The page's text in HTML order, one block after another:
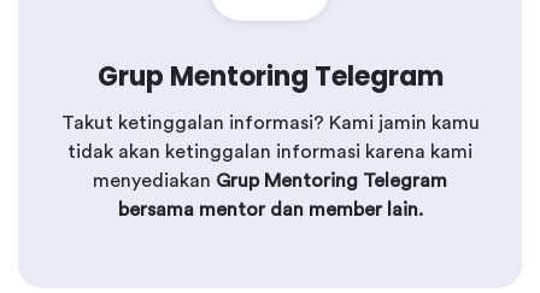
Grup Mentoring Telegram
Takut ketinggalan informasi? Kami jamin kamu
tidak akan ketinggalan informasi karena kami
menyediakan Grup Mentoring Telegram
bersama mentor dan member lain.